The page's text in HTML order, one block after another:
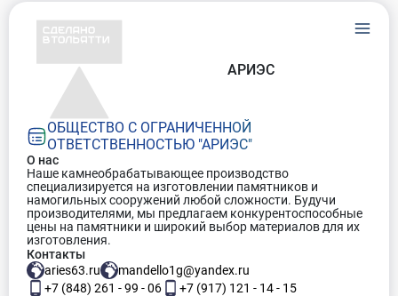
ОБЩЕСТВО С ОГРАНИЧЕННОЙ
ОТВЕТСТВЕННОСТЬЮ "АРИЭС"
АРИЭС
О нас
Наше камнеобрабатывающее производство
специализируется на изготовлении памятников и
намогильных сооружений любой сложности. Будучи
производителями, мы предлагаем конкурентоспособные
цены на памятники и широкий выбор материалов для их
изготовления.
Контакты
aries63.ru
mandello1g@yandex.ru
+7 (848) 261 - 99 - 06
+7 (917) 121 - 14 - 15